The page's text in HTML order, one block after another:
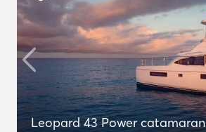
Leopard 43 Power catamaran